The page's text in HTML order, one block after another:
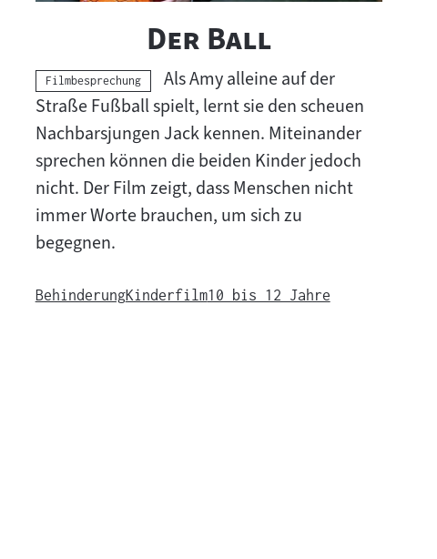
"
Der Ball"
Kategorie:
Filmbesprechung
Als Amy alleine auf der
Straße Fußball spielt, lernt sie den scheuen
Nachbarsjungen Jack kennen. Miteinander
sprechen können die beiden Kinder jedoch
nicht. Der Film zeigt, dass Menschen nicht
immer Worte brauchen, um sich zu
begegnen.
BehinderungKinderfilm10 bis 12 Jahre